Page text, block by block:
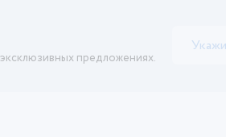
предложениях.